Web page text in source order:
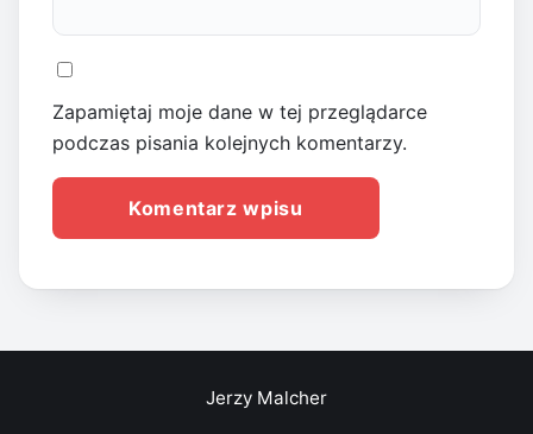
Zapamiętaj moje dane w tej przeglądarce
podczas pisania kolejnych komentarzy.
Jerzy Malcher